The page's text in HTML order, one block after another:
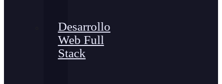
Desarrollo
Web Full
Stack